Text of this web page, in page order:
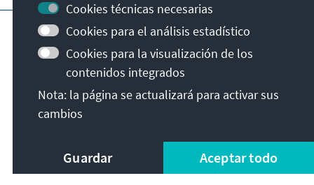
Pie de imprenta
Indicaciones sobre la protección de datos
Condiciones de uso
Declaración sobre accesibilidad
Notificar barrera
© Konrad-Adenauer-Stiftung e.V. 2026
Cookies técnicas necesarias
Cookies para el análisis estadístico
Cookies para la visualización de los
contenidos integrados
Nota: la página se actualizará para activar sus
cambios
Guardar Aceptar todo